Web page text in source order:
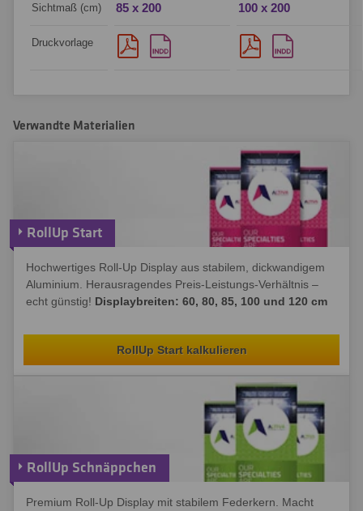
Sichtmaß (cm) 85 x 200 100 x 200
Druckvorlage
Verwandte Materialien
RollUp Start
Hochwertiges Roll-Up Display aus stabilem, dickwandigem
Aluminium. Herausragendes Preis-Leistungs-Verhältnis –
echt günstig! Displaybreiten: 60, 80, 85, 100 und 120 cm
RollUp Start kalkulieren
RollUp Schnäppchen
Premium Roll-Up Display mit stabilem Federkern. Macht